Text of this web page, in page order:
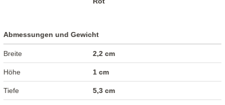
Abmessungen und Gewicht
Breite 2,2 cm
Höhe 1 cm
Tiefe 5,3 cm